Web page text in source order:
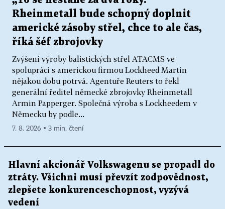
Rheinmetall bude schopný doplnit
americké zásoby střel, chce to ale čas,
říká šéf zbrojovky
Zvýšení výroby balistických střel ATACMS ve
spolupráci s americkou firmou Lockheed Martin
nějakou dobu potrvá. Agentuře Reuters to řekl
generální ředitel německé zbrojovky Rheinmetall
Armin Papperger. Společná výroba s Lockheedem v
Německu by podle...
7. 8. 2026 ▪ 3 min. čtení
Hlavní akcionář Volkswagenu se propadl do
ztráty. Všichni musí převzít zodpovědnost,
zlepšete konkurenceschopnost, vyzývá
vedení